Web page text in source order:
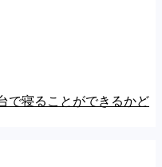
で寝ることができるかど